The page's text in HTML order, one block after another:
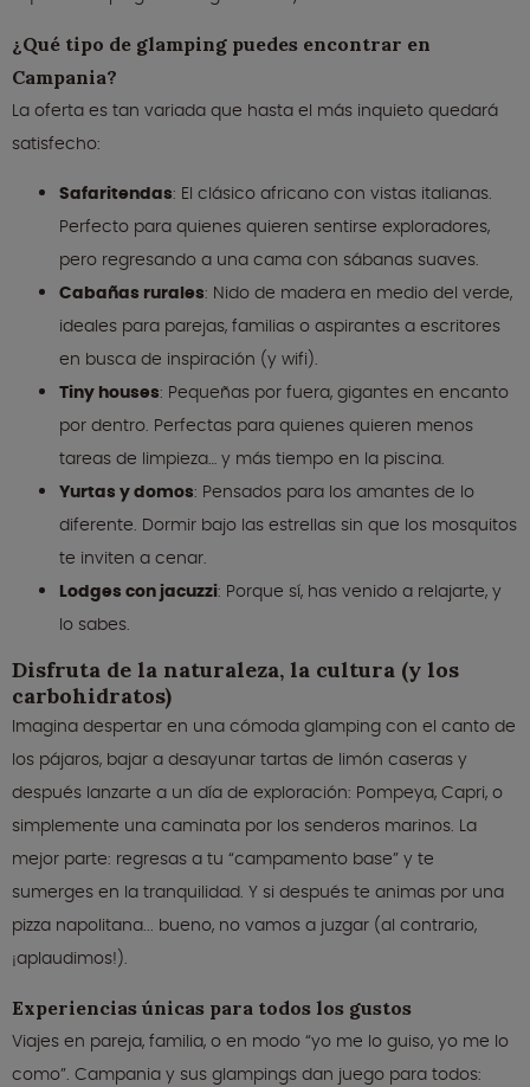
¿Qué tipo de glamping puedes encontrar en
Campania?
La oferta es tan variada que hasta el más inquieto quedará
satisfecho:
Safaritendas: El clásico africano con vistas italianas.
Perfecto para quienes quieren sentirse exploradores,
pero regresando a una cama con sábanas suaves.
Cabañas rurales: Nido de madera en medio del verde,
ideales para parejas, familias o aspirantes a escritores
en busca de inspiración (y wifi).
Tiny houses: Pequeñas por fuera, gigantes en encanto
por dentro. Perfectas para quienes quieren menos
tareas de limpieza… y más tiempo en la piscina.
Yurtas y domos: Pensados para los amantes de lo
diferente. Dormir bajo las estrellas sin que los mosquitos
te inviten a cenar.
Lodges con jacuzzi: Porque sí, has venido a relajarte, y
lo sabes.
Disfruta de la naturaleza, la cultura (y los
carbohidratos)
Imagina despertar en una cómoda glamping con el canto de
los pájaros, bajar a desayunar tartas de limón caseras y
después lanzarte a un día de exploración: Pompeya, Capri, o
simplemente una caminata por los senderos marinos. La
mejor parte: regresas a tu “campamento base” y te
sumerges en la tranquilidad. Y si después te animas por una
pizza napolitana... bueno, no vamos a juzgar (al contrario,
¡aplaudimos!).
Experiencias únicas para todos los gustos
Viajes en pareja, familia, o en modo “yo me lo guiso, yo me lo
como”. Campania y sus glampings dan juego para todos: